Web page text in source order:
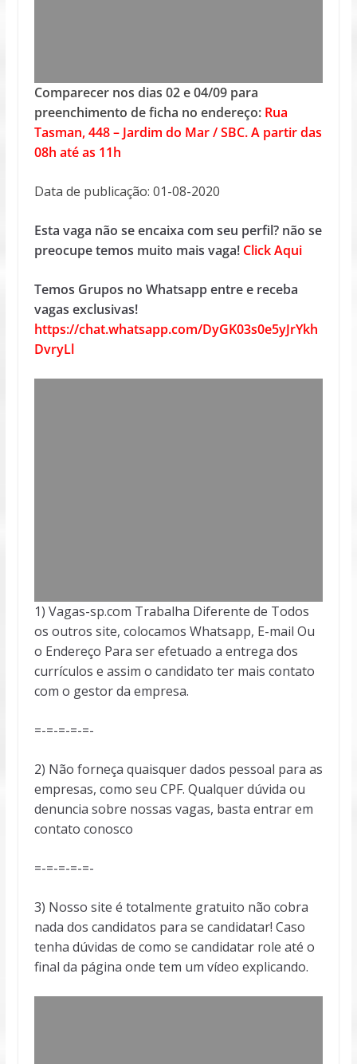
Comparecer nos dias 02 e 04/09 para
preenchimento de ficha no endereço: Rua
Tasman, 448 – Jardim do Mar / SBC. A partir das
08h até as 11h
Data de publicação: 01-08-2020
Esta vaga não se encaixa com seu perfil? não se
preocupe temos muito mais vaga! Click Aqui
Temos Grupos no Whatsapp entre e receba
vagas exclusivas!
https://chat.whatsapp.com/DyGK03s0e5yJrYkh
DvryLl
1) Vagas-sp.com Trabalha Diferente de Todos
os outros site, colocamos Whatsapp, E-mail Ou
o Endereço Para ser efetuado a entrega dos
currículos e assim o candidato ter mais contato
com o gestor da empresa.
=-=-=-=-=-
2) Não forneça quaisquer dados pessoal para as
empresas, como seu CPF. Qualquer dúvida ou
denuncia sobre nossas vagas, basta entrar em
contato conosco
=-=-=-=-=-
3) Nosso site é totalmente gratuito não cobra
nada dos candidatos para se candidatar! Caso
tenha dúvidas de como se candidatar role até o
final da página onde tem um vídeo explicando.